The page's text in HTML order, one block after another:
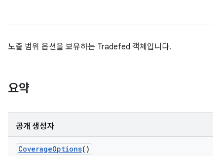
노출 범위 옵션을 보유하는 Tradefed 객체입니다.
요약
공개 생성자
CoverageOptions()